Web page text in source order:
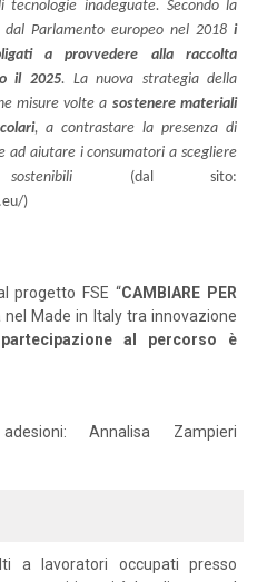
inadeguate. Secondo la
Parlamento europeo nel 2018 i
a provvedere alla raccolta
il 2025. La nuova strategia della
misure volte a sostenere materiali
, a contrastare la presenza di
ad aiutare i consumatori a scegliere
(dal sito:
)
progetto FSE “CAMBIARE PER
nel Made in Italy tra innovazione
al percorso è
Annalisa Zampieri
a lavoratori occupati presso